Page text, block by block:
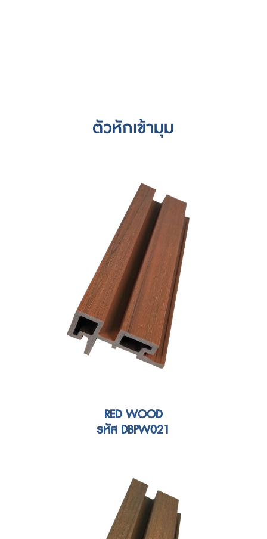
ตัวหักเข้ามุม
RED WOOD
รหัส DBPW021